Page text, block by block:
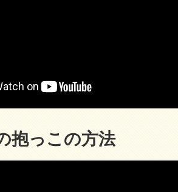
抱っこの方法